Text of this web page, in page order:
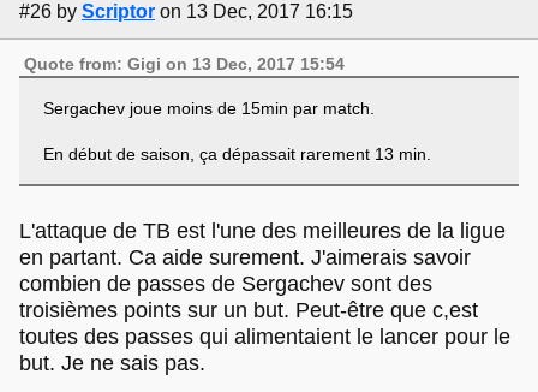
#26 by Scriptor on 13 Dec, 2017 16:15
Quote from: Gigi on 13 Dec, 2017 15:54
Sergachev joue moins de 15min par match.
En début de saison, ça dépassait rarement 13 min.
L'attaque de TB est l'une des meilleures de la ligue
en partant. Ca aide surement. J'aimerais savoir
combien de passes de Sergachev sont des
troisièmes points sur un but. Peut-être que c,est
toutes des passes qui alimentaient le lancer pour le
but. Je ne sais pas.